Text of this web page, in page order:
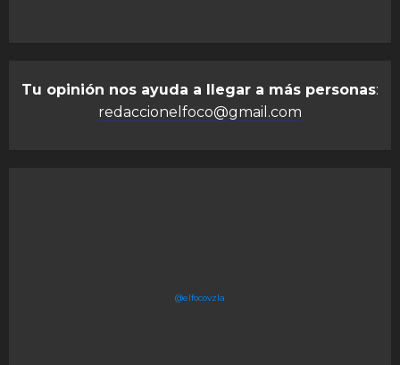
Tu opinión nos ayuda a llegar a más personas:
redaccionelfoco@gmail.com
@elfocovzla